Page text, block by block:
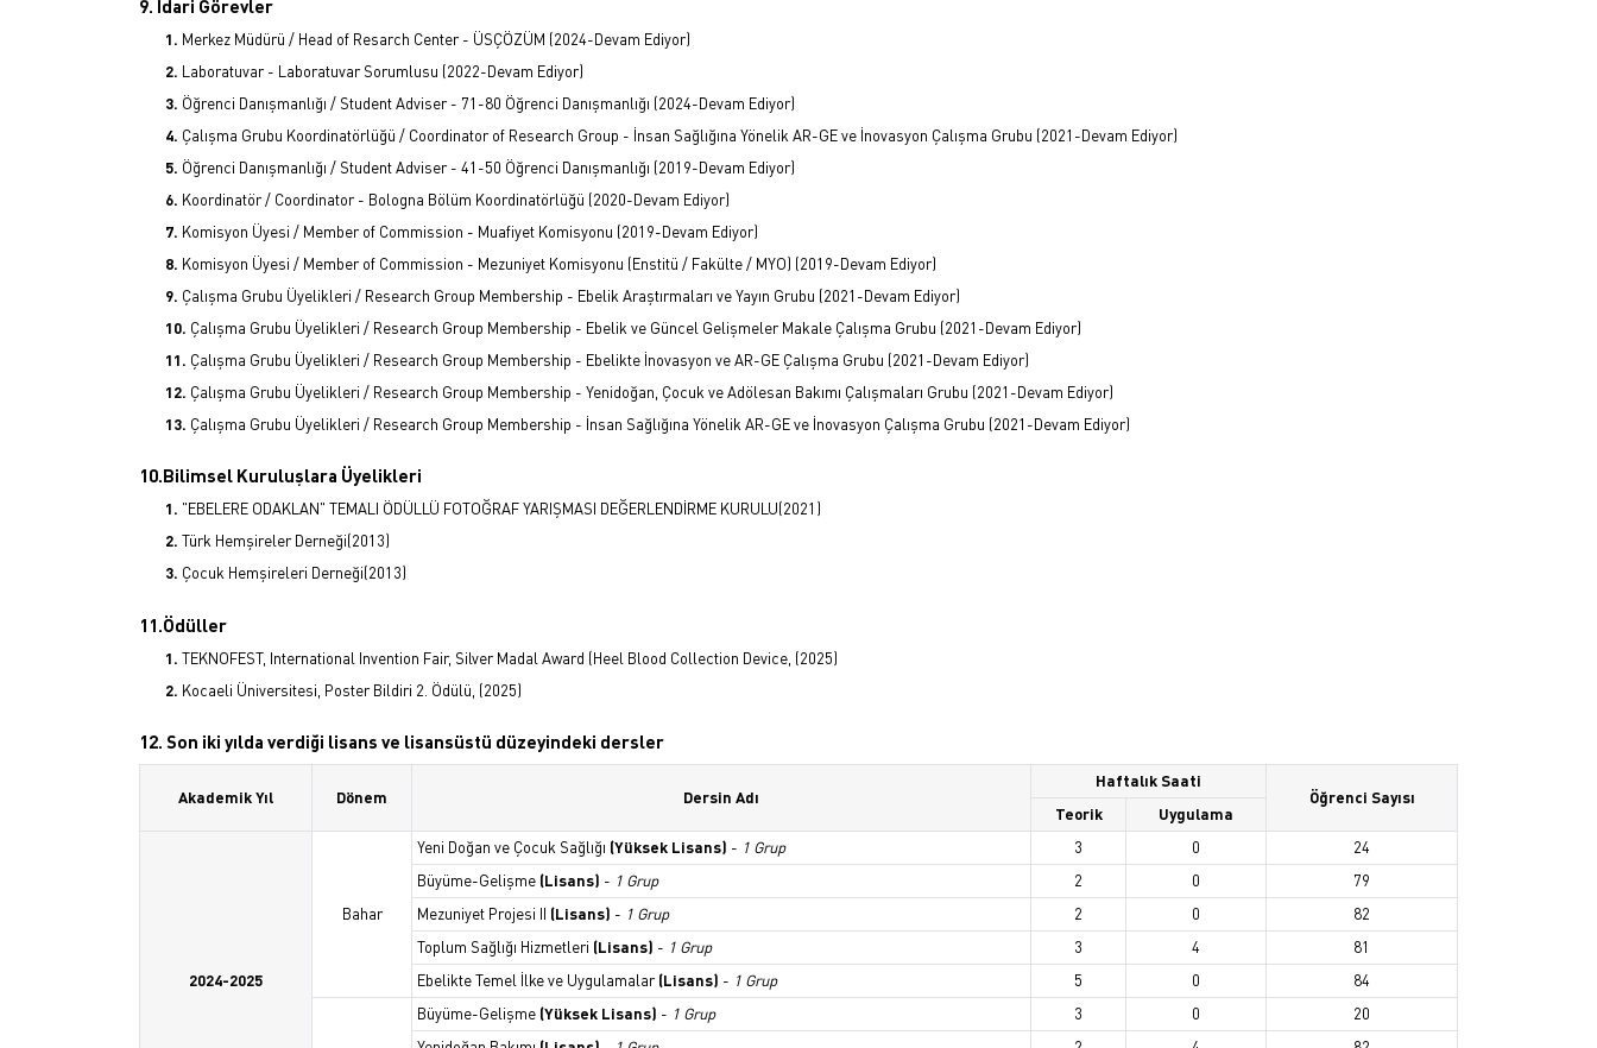
9. İdari Görevler
Merkez Müdürü / Head of Resarch Center - ÜSÇÖZÜM (2024-Devam Ediyor)
Laboratuvar - Laboratuvar Sorumlusu (2022-Devam Ediyor)
Öğrenci Danışmanlığı / Student Adviser - 71-80 Öğrenci Danışmanlığı (2024-Devam Ediyor)
Çalışma Grubu Koordinatörlüğü / Coordinator of Research Group - İnsan Sağlığına Yönelik AR-GE ve İnovasyon Çalışma Grubu (2021-Devam Ediyor)
Öğrenci Danışmanlığı / Student Adviser - 41-50 Öğrenci Danışmanlığı (2019-Devam Ediyor)
Koordinatör / Coordinator - Bologna Bölüm Koordinatörlüğü (2020-Devam Ediyor)
Komisyon Üyesi / Member of Commission - Muafiyet Komisyonu (2019-Devam Ediyor)
Komisyon Üyesi / Member of Commission - Mezuniyet Komisyonu (Enstitü / Fakülte / MYO) (2019-Devam Ediyor)
Çalışma Grubu Üyelikleri / Research Group Membership - Ebelik Araştırmaları ve Yayın Grubu (2021-Devam Ediyor)
Çalışma Grubu Üyelikleri / Research Group Membership - Ebelik ve Güncel Gelişmeler Makale Çalışma Grubu (2021-Devam Ediyor)
Çalışma Grubu Üyelikleri / Research Group Membership - Ebelikte İnovasyon ve AR-GE Çalışma Grubu (2021-Devam Ediyor)
Çalışma Grubu Üyelikleri / Research Group Membership - Yenidoğan, Çocuk ve Adölesan Bakımı Çalışmaları Grubu (2021-Devam Ediyor)
Çalışma Grubu Üyelikleri / Research Group Membership - İnsan Sağlığına Yönelik AR-GE ve İnovasyon Çalışma Grubu (2021-Devam Ediyor)
10.Bilimsel Kuruluşlara Üyelikleri
"EBELERE ODAKLAN" TEMALI ÖDÜLLÜ FOTOĞRAF YARIŞMASI DEĞERLENDİRME KURULU(2021)
Türk Hemşireler Derneği(2013)
Çocuk Hemşireleri Derneği(2013)
11.Ödüller
TEKNOFEST, International Invention Fair, Silver Madal Award (Heel Blood Collection Device, (2025)
Kocaeli Üniversitesi, Poster Bildiri 2. Ödülü, (2025)
12. Son iki yılda verdiği lisans ve lisansüstü düzeyindeki dersler
Akademik Yıl Dönem Dersin Adı
Haftalık Saati
Öğrenci Sayısı
Teorik
Uygulama
2024-2025
Bahar
Yeni Doğan ve Çocuk Sağlığı (Yüksek Lisans) - 1 Grup 3 0
24
Büyüme-Gelişme (Lisans) - 1 Grup 2 0
79
Mezuniyet Projesi II (Lisans) - 1 Grup 2 0
82
Toplum Sağlığı Hizmetleri (Lisans) - 1 Grup 3 4
81
Ebelikte Temel İlke ve Uygulamalar (Lisans) - 1 Grup 5 0
84
Büyüme-Gelişme (Yüksek Lisans) - 1 Grup 3 0
20